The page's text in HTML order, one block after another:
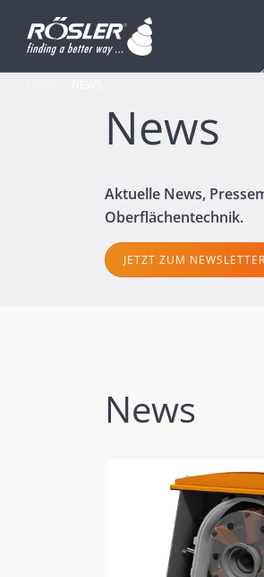
News
Aktuelle News,
Oberflächentechnik.
JETZT ZUM
News